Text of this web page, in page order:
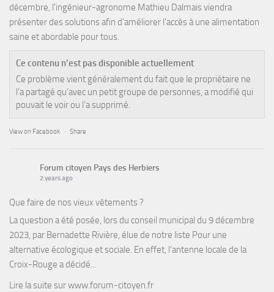
décembre, l'ingénieur-agronome Mathieu Dalmais viendra
présenter des solutions afin d'améliorer l'accès à une alimentation
saine et abordable pour tous.
Ce contenu n’est pas disponible actuellement
Ce problème vient généralement du fait que le propriétaire ne
l’a partagé qu’avec un petit groupe de personnes, a modifié qui
pouvait le voir ou l’a supprimé.
View on Facebook · Share
Forum citoyen Pays des Herbiers
2 years ago
Que faire de nos vieux vêtements ?
La question a été posée, lors du conseil municipal du 9 décembre
2023, par Bernadette Rivière, élue de notre liste Pour une
alternative écologique et sociale. En effet, l’antenne locale de la
Croix-Rouge a décidé...
Lire la suite surwww.forum-citoyen.fr